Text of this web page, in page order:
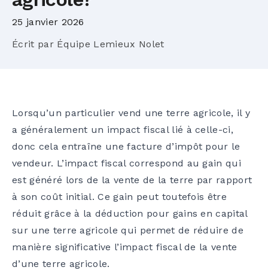
25 janvier 2026
Écrit par Équipe Lemieux Nolet
Lorsqu’un particulier vend une terre agricole, il y
a généralement un impact fiscal lié à celle-ci,
donc cela entraîne une facture d’impôt pour le
vendeur. L’impact fiscal correspond au gain qui
est généré lors de la vente de la terre par rapport
à son coût initial. Ce gain peut toutefois être
réduit grâce à la déduction pour gains en capital
sur une terre agricole qui permet de réduire de
manière significative l’impact fiscal de la vente
d’une terre agricole.